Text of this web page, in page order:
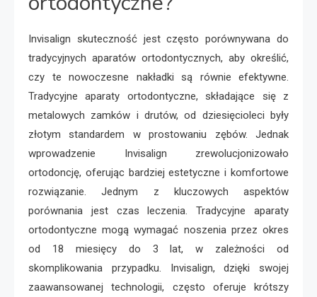
Invisalign skuteczność jest często porównywana do
tradycyjnych aparatów ortodontycznych, aby określić,
czy te nowoczesne nakładki są równie efektywne.
Tradycyjne aparaty ortodontyczne, składające się z
metalowych zamków i drutów, od dziesięcioleci były
złotym standardem w prostowaniu zębów. Jednak
wprowadzenie Invisalign zrewolucjonizowało
ortodoncję, oferując bardziej estetyczne i komfortowe
rozwiązanie. Jednym z kluczowych aspektów
porównania jest czas leczenia. Tradycyjne aparaty
ortodontyczne mogą wymagać noszenia przez okres
od 18 miesięcy do 3 lat, w zależności od
skomplikowania przypadku. Invisalign, dzięki swojej
zaawansowanej technologii, często oferuje krótszy